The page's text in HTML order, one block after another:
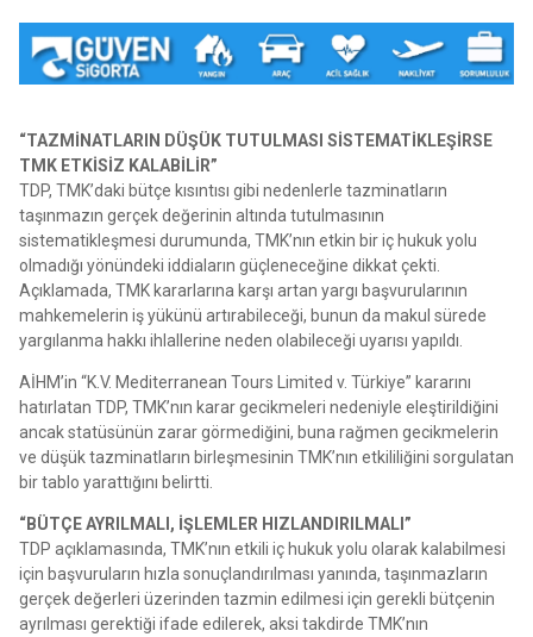
“TAZMİNATLARIN DÜŞÜK TUTULMASI SİSTEMATİKLEŞİRSE
TMK ETKİSİZ KALABİLİR”
TDP, TMK’daki bütçe kısıntısı gibi nedenlerle tazminatların
taşınmazın gerçek değerinin altında tutulmasının
sistematikleşmesi durumunda, TMK’nın etkin bir iç hukuk yolu
olmadığı yönündeki iddiaların güçleneceğine dikkat çekti.
Açıklamada, TMK kararlarına karşı artan yargı başvurularının
mahkemelerin iş yükünü artırabileceği, bunun da makul sürede
yargılanma hakkı ihlallerine neden olabileceği uyarısı yapıldı.
AİHM’in “K.V. Mediterranean Tours Limited v. Türkiye” kararını
hatırlatan TDP, TMK’nın karar gecikmeleri nedeniyle eleştirildiğini
ancak statüsünün zarar görmediğini, buna rağmen gecikmelerin
ve düşük tazminatların birleşmesinin TMK’nın etkililiğini sorgulatan
bir tablo yarattığını belirtti.
“BÜTÇE AYRILMALI, İŞLEMLER HIZLANDIRILMALI”
TDP açıklamasında, TMK’nın etkili iç hukuk yolu olarak kalabilmesi
için başvuruların hızla sonuçlandırılması yanında, taşınmazların
gerçek değerleri üzerinden tazmin edilmesi için gerekli bütçenin
ayrılması gerektiği ifade edilerek, aksi takdirde TMK’nın